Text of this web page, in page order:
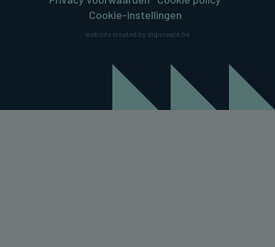
Cookie-instellingen
website created by digicreate.be